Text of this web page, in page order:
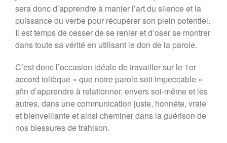
sera donc d’apprendre à manier l’art du silence et la
puissance du verbe pour récupérer son plein potentiel.
Il est temps de cesser de se renier et d’oser se montrer
dans toute sa vérité en utilisant le don de la parole.
C’est donc l’occasion idéale de travailler sur le 1er
accord toltèque « que notre parole soit impeccable »
afin d’apprendre à relationner, envers soi-même et les
autres, dans une communication juste, honnête, vraie
et bienveillante et ainsi cheminer dans la guérison de
nos blessures de trahison.